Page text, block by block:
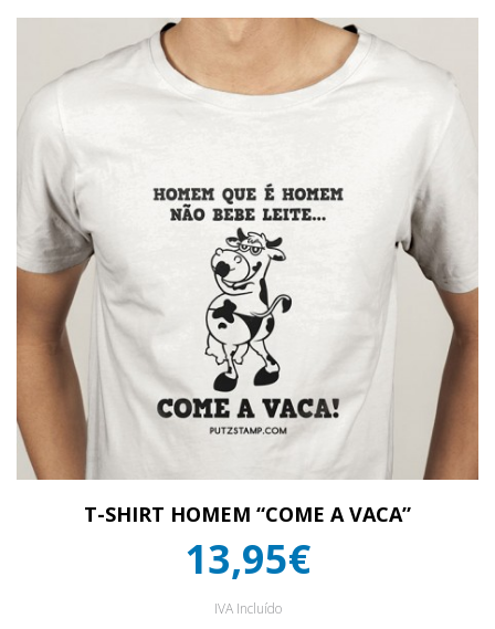
T-SHIRT HOMEM “COME A VACA”
13,95€
IVA Incluído